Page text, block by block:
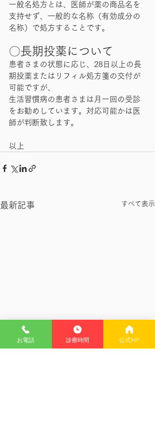
一般名処方とは、医師が薬の商品名を
支持せず、一般的な名称（有効成分の
名称）で処方することです。
〇長期投薬について
患者さまの状態に応じ、28日以上の長
期投薬またはリフィル処方箋の交付が
可能ですが、
生活習慣病の患者さまは月一回の受診
をお勧めしています。対応可能かは医
師が判断致します。
以上
最新記事 すべて表示
お電話 診療時間 公式HP